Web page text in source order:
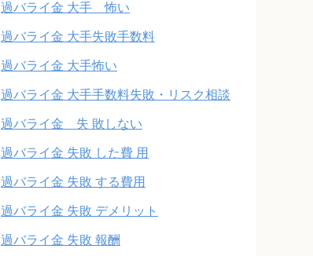
過バライ金 大手 怖い
過バライ金 大手失敗手数料
過バライ金 大手怖い
過バライ金 大手手数料失敗・リスク相談
過バライ金 失 敗しない
過バライ金 失敗 した費 用
過バライ金 失敗 する費用
過バライ金 失敗 デメリット
過バライ金 失敗 報酬